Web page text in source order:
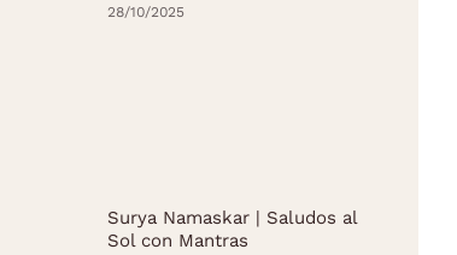
28/10/2025
Surya Namaskar | Saludos al
Sol con Mantras